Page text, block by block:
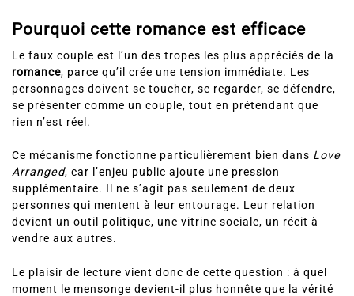
Pourquoi cette romance est efficace
Le faux couple est l’un des tropes les plus appréciés de la
romance, parce qu’il crée une tension immédiate. Les
personnages doivent se toucher, se regarder, se défendre,
se présenter comme un couple, tout en prétendant que
rien n’est réel.
Ce mécanisme fonctionne particulièrement bien dans Love
Arranged, car l’enjeu public ajoute une pression
supplémentaire. Il ne s’agit pas seulement de deux
personnes qui mentent à leur entourage. Leur relation
devient un outil politique, une vitrine sociale, un récit à
vendre aux autres.
Le plaisir de lecture vient donc de cette question : à quel
moment le mensonge devient-il plus honnête que la vérité